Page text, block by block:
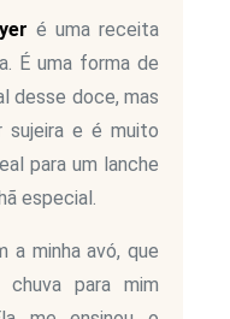
é uma receita
É uma forma de
desse doce, mas
sujeira e é muito
para um lanche
especial.
a minha avó, que
para mim